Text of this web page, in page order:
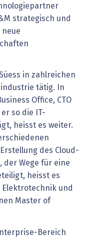
strategisch und
in zahlreichen
tätig. In
Office, CTO
so die IT-
heisst es weiter.
des Cloud-
der Wege für eine
heisst es
Elektrotechnik und
Master of
Bereich